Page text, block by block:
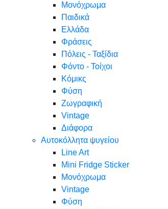
Μονόχρωμα
Παιδικά
Ελλάδα
Φράσεις
Πόλεις - Ταξίδια
Φόντο - Τοίχοι
Κόμικς
Φύση
Ζωγραφική
Vintage
Διάφορα
Αυτοκόλλητα ψυγείου
Line Art
Mini Fridge Sticker
Μονόχρωμα
Vintage
Φύση